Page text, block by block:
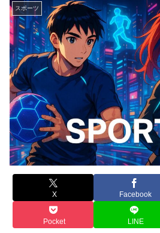
スポーツ
X Facebook
Pocket LINE